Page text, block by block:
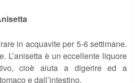
in acquavite per 5-6 settimane.
L’anisetta è un eccellente liquore
cioè aiuta a digerire ed a
e dall’intestino.